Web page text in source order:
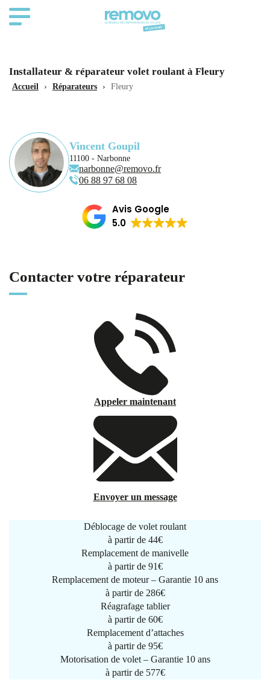
Installateur & réparateur volet roulant à Fleury
Accueil › Réparateurs › Fleury
Vincent Goupil
11100 - Narbonne
narbonne@removo.fr
06 88 97 68 08
Avis Google
5.0
Contacter votre réparateur
Appeler maintenant
Envoyer un message
Déblocage de volet roulant
à partir de 44€
Remplacement de manivelle
à partir de 91€
Remplacement de moteur – Garantie 10 ans
à partir de 286€
Réagrafage tablier
à partir de 60€
Remplacement d’attaches
à partir de 95€
Motorisation de volet – Garantie 10 ans
à partir de 577€